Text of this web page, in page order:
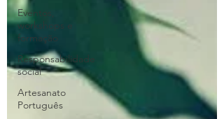
Eventos,
workshops e
formação
Responsabilidade
social
Artesanato
Português